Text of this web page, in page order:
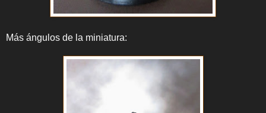
Más ángulos de la miniatura: